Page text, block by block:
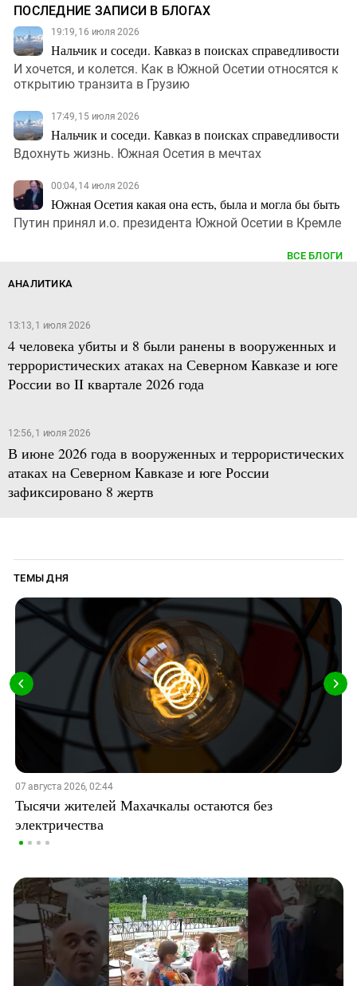
ПОСЛЕДНИЕ ЗАПИСИ В БЛОГАХ
19:19, 16 июля 2026
Нальчик и соседи. Кавказ в поисках справедливости
И хочется, и колется. Как в Южной Осетии относятся к
открытию транзита в Грузию
17:49, 15 июля 2026
Нальчик и соседи. Кавказ в поисках справедливости
Вдохнуть жизнь. Южная Осетия в мечтах
00:04, 14 июля 2026
Южная Осетия какая она есть, была и могла бы быть
Путин принял и.о. президента Южной Осетии в Кремле
ВСЕ БЛОГИ
АНАЛИТИКА
13:13, 1 июля 2026
4 человека убиты и 8 были ранены в вооруженных и
террористических атаках на Северном Кавказе и юге
России во II квартале 2026 года
12:56, 1 июля 2026
В июне 2026 года в вооруженных и террористических
атаках на Северном Кавказе и юге России
зафиксировано 8 жертв
ТЕМЫ ДНЯ
07 августа 2026, 02:44
Тысячи жителей Махачкалы остаются без
электричества